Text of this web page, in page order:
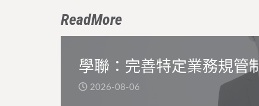
ReadMore
學聯：完善特定業務規管
2026-08-06